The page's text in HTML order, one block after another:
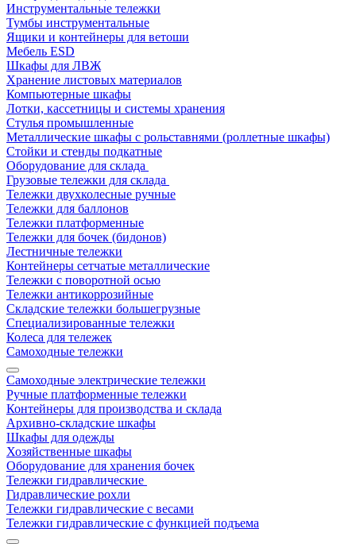
Инструментальные тележки
Тумбы инструментальные
Ящики и контейнеры для ветоши
Мебель ESD
Шкафы для ЛВЖ
Хранение листовых материалов
Компьютерные шкафы
Лотки, кассетницы и системы хранения
Стулья промышленные
Металлические шкафы с рольставнями (роллетные шкафы)
Стойки и стенды подкатные
Оборудование для склада
Грузовые тележки для склада
Тележки двухколесные ручные
Тележки для баллонов
Тележки платформенные
Тележки для бочек (бидонов)
Лестничные тележки
Контейнеры сетчатые металлические
Тележки с поворотной осью
Тележки антикоррозийные
Складские тележки большегрузные
Специализированные тележки
Колеса для тележек
Самоходные тележки
Самоходные электрические тележки
Ручные платформенные тележки
Контейнеры для производства и склада
Архивно-складские шкафы
Шкафы для одежды
Хозяйственные шкафы
Оборудование для хранения бочек
Тележки гидравлические
Гидравлические рохли
Тележки гидравлические с весами
Тележки гидравлические с функцией подъема